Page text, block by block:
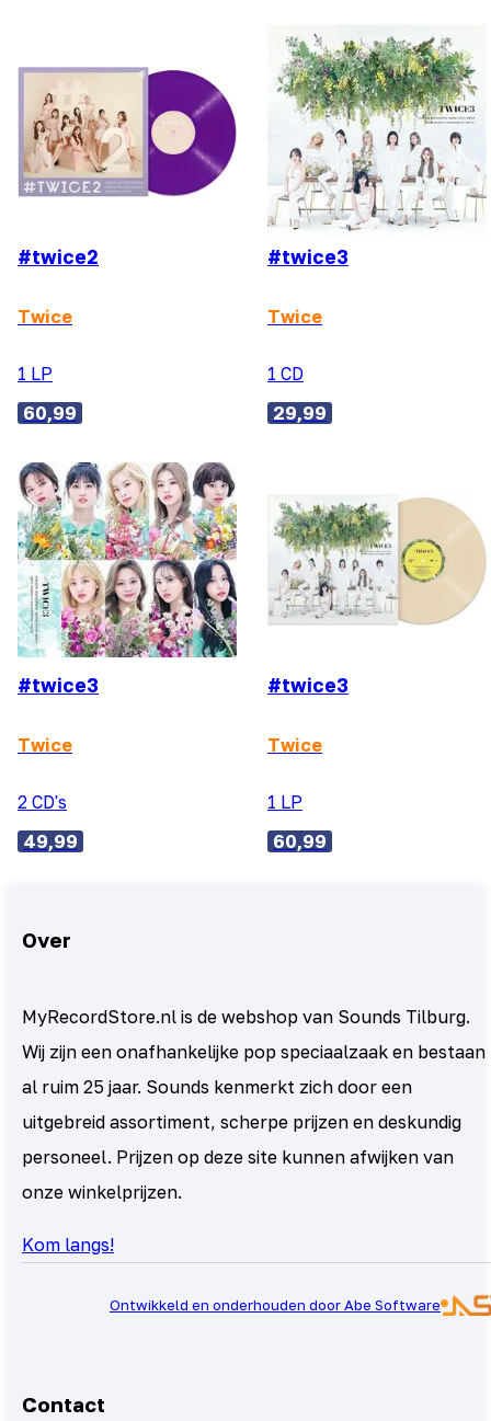
#twice2
Twice
1 LP
60,99
#twice3
Twice
1 CD
29,99
#twice3
Twice
2 CD's
49,99
#twice3
Twice
1 LP
60,99
Over
MyRecordStore.nl is de webshop van Sounds Tilburg.
Wij zijn een onafhankelijke pop speciaalzaak en bestaan
al ruim 25 jaar. Sounds kenmerkt zich door een
uitgebreid assortiment, scherpe prijzen en deskundig
personeel. Prijzen op deze site kunnen afwijken van
onze winkelprijzen.
Kom langs!
Ontwikkeld en onderhouden door Abe Software
Contact